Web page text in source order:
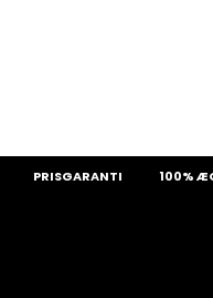
PRISGARANTI 100%